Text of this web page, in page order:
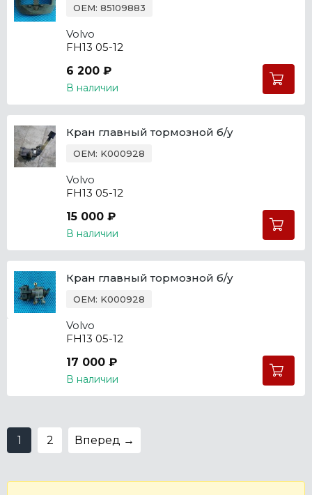
OEM: 85109883
Volvo
FH13 05-12
6 200 ₽
В наличии
Кран главный тормозной б/у
OEM: K000928
Volvo
FH13 05-12
15 000 ₽
В наличии
Кран главный тормозной б/у
OEM: K000928
Volvo
FH13 05-12
17 000 ₽
В наличии
1 2 Вперед →